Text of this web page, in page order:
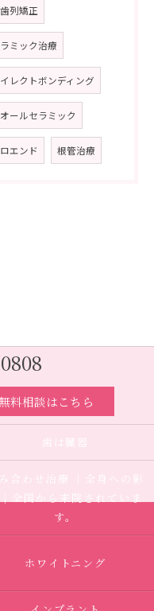
歯列矯正
ミック治療
レクトボンディング
オールセラミック
エンド 根管治療
料相談はこちら
歯は臓器
合わせ治療 ｜全身への影
全国から来院されていま
す。
ホワイトニング